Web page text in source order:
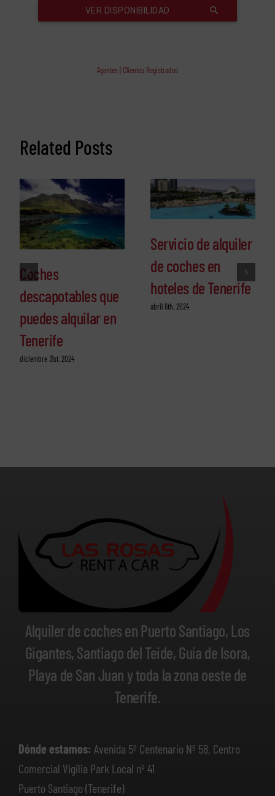
Agentes | Clientes Registrados
Related Posts
Coches
descapotables que
puedes alquilar en
Tenerife
diciembre 31st, 2024
Servicio de alquiler
de coches en
hoteles de Tenerife
abril 6th, 2024
Alquiler de coches en Puerto Santiago, Los
Gigantes, Santiago del Teide, Guía de Isora,
Playa de San Juan y toda la zona oeste de
Tenerife.
Dónde estamos: Avenida 5º Centenario Nº 58, Centro
Comercial Vigilia Park Local nº 41
Puerto Santiago (Tenerife)